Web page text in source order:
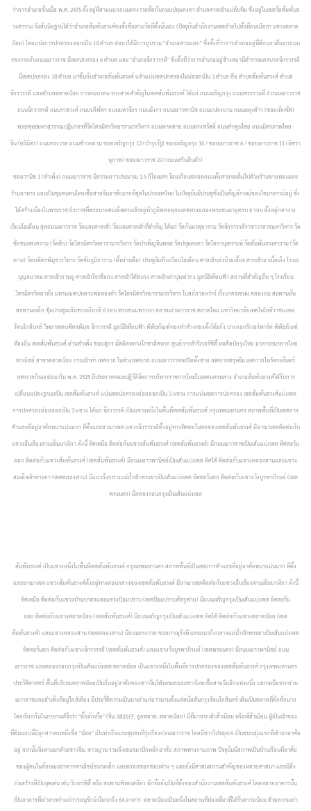
ว่าการอำเภอขึ้นเมื่อ พ.ศ. 2475 ตั้งอยู่ที่สามแยกถนนทรงวาดตัดกับถนนปทุมคงคา ตำบลศาลเจ้าแม่ทับทิม ซึ่งอยู่ในเขตวัดสัมพันธ
วงศาราม จึงสันนิษฐานได้ว่าอำเภอสัมพันธวงศ์คงตั้งชื่อตามวัดที่ตั้งนั่นเอง (ปัจจุบันสำนักงานเขตย้ายไปตั้งที่ถนนโยธา แขวงตลาด
น้อย) โดยแบ่งการปกครองออกเป็น 14 ตำบล ต่อมาได้มีการยุบรวม "อำเภอสามแยก" ซึ่งตั้งที่ว่าการอำเภออยู่ที่ตึกแถวสี่แยกถนน
ทรงวาดกับถนนเยาวราช มีเขตปกครอง 6 ตำบล และ "อำเภอจักรวรรดิ" ซึ่งตั้งที่ว่าการอำเภออยู่ข้างสถานีตำรวจนครบาลจักรวรรดิ
มีเขตปกครอง 18 ตำบล มาขึ้นกับอำเภอสัมพันธวงศ์ แล้วแบ่งเขตปกครองใหม่ออกเป็น 3 ตำบล คือ ตำบลสัมพันธวงศ์ ตำบล
จักรวรรดิ และตำบลตลาดน้อย การคมนาคม ทางสายสำคัญในเขตสัมพันธวงศ์ ได้แก่ ถนนเจริญกรุง ถนนพระรามที่ 4 ถนนเยาวราช
ถนนจักรวรรดิ ถนนราชวงศ์ ถนนบริพัตร ถนนมหาจักร ถนนมังกร ถนนเยาวพานิช ถนนแปลงนาม ถนนผดุงด้าว (ซอยเท็กซัส)
พระพุทธมหาสุวรรณปฏิมากรที่วัดไตรมิตรวิทยารามวรวิหาร ถนนพาดสาย ถนนทรงสวัสดิ์ ถนนลำพูนไชย ถนนมิตรภาพไทย-
จีน (ตรีมิตร) ถนนทรงวาด ถนนข้าวหลาม ซอยเจริญกรุง 12 (บำรุงรัฐ) ซอยเจริญกรุง 16 / ซอยเยาวราช 6 / ซอยเยาวราช 11 (อิศรา
นุภาพ) ซอยเยาวราช 23 (ถนนเสริมสินค้า)
ซอยวานิช 1 (สำเพ็ง) ถนนเยาวราช มีความยาวประมาณ 1.5 กิโลเมตร โดยเกือบตลอดถนนทั้งสายจะเต็มไปด้วยร้านขายทองและ
ร้านอาหาร และเป็นชุมชนคนไทยเชื้อสายจีนอาศัยมากที่สุดในประเทศไทย ในปัจจุบันมีประตูซึ่งเป็นสัญลักษณ์ของไชนาทาวน์อยู่ ซึ่ง
ได้สร้างเนื่องในพระราชวโรกาสที่พระบาทสมเด็จพระเจ้าอยู่หัวภูมิพลอดุลยเดชทรงฉลองพระชนมายุครบ 6 รอบ ตั้งอยู่กลางวง
เวียนโอเดียน สุดถนนเยาวราช วัดและศาลเจ้า วัดและศาลเจ้าที่สำคัญ ได้แก่ วัดกันมาตุยาราม วัดจักรวรรดิราชาวาสวรมหาวิหาร วัด
ชัยชนะสงคราม (วัดตึก) วัดไตรมิตรวิทยารามวรวิหาร วัดบำเพ็ญจีนพรต วัดปทุมคงคา วัดโลกานุเคราะห์ วัดสัมพันธวงศาราม (วัด
เกาะ) วัดบพิตรพิมุขวรวิหาร วัดชัยภูมิการาม (ตี๊หง่านตื่อ) ประตูจีนที่วงเวียนโอเดียน ศาลเจ้าเล่งบ๊วยเอี๊ยะ ศาลเจ้าอาเนี้ยเก็ง โรงเจ
บุญสมาคม ศาลเจ้ากวนอู ศาลเจ้าโจวซือกง ศาลเจ้าไต้ฮงกง ศาลเจ้าเล่าปุนเถ่ากง มูลนิธิเทียนฟ้าสถานที่สำคัญอื่น ๆ โรงเรียน
ไตรมิตรวิทยาลัย มหามณฑปหลวงพ่อทองคำ วัดไตรมิตรวิทยารามวรวิหาร โบสถ์กาลหว่าร์ เวิ้งนาครเขษม คลองถม สะพานหัน
สะพานเหล็ก ซุ้มประตูเฉลิมพระเกียรติ 6 รอบ พระชนมพรรษา ตลาดเก่าเยาวราช ตลาดใหม่ มหาวิทยาลัยเทคโนโลยีราชมงคล
รัตนโกสินทร์ วิทยาเขตบพิตรพิมุข จักรวรรดิ มูลนิธิเทียนฟ้า พิพิธภัณฑ์ทองคำห้างทองตั้งโต๊ะกัง บางกอกริเวอร์พาร์ค พิพิธภัณฑ์
ท้องถิ่น เขตสัมพันธวงศ์ ย่านสำเพ็ง ซอยสุกร มัสยิดหลวงโกชาอิศหาก ศูนย์การค้าริเวอร์ซิตี้ หอศิลป์กรุงไทย อาคารธนาคารไทย
พาณิชย์ สาขาตลาดน้อย กรมเจ้าท่า เทศกาล ในช่วงเทศกาล ถนนเยาวราชจะปิดทั้งสาย เทศกาลตรุษจีน เทศกาลไหว้พระจันทร์
เทศกาลกินเจต่อมาใน พ.ศ. 2515 มีประกาศคณะปฏิวัติจัดการบริหารราชการใหม่ในเขตนครหลวง อำเภอสัมพันธวงศ์ได้รับการ
เปลี่ยนแปลงฐานะเป็น เขตสัมพันธวงศ์ แบ่งเขตปกครองย่อยออกเป็น 3 แขวง การแบ่งเขตการปกครอง เขตสัมพันธวงศ์แบ่งเขต
การปกครองย่อยออกเป็น 3 แขวง ได้แก่จักรวรรดิ เป็นแขวงหนึ่งในพื้นที่เขตสัมพันธวงศ์ กรุงเทพมหานคร สภาพพื้นที่เป็นเขตการ
ค้าและที่อยู่อาศัยหนาแน่นมาก ที่ตั้งและอาณาเขต แขวงจักรวรรดิตั้งอยู่ทางทิศตะวันตกของเขตสัมพันธวงศ์ มีอาณาเขตติดต่อกับ
แขวงอื่นเรียงตามเข็มนาฬิกา ดังนี้ ทิศเหนือ ติดต่อกับแขวงสัมพันธวงศ์ (เขตสัมพันธวงศ์) มีถนนเยาวราชเป็นเส้นแบ่งเขต ทิศตะวัน
ออก ติดต่อกับแขวงสัมพันธวงศ์ (เขตสัมพันธวงศ์) มีถนนเยาวพานิชย์เป็นเส้นแบ่งเขต ทิศใต้ ติดต่อกับแขวงคลองสานและแขวง
สมเด็จเจ้าพระยา (เขตคลองสาน) มีแนวกึ่งกลางแม่น้ำเจ้าพระยาเป็นเส้นแบ่งเขต ทิศตะวันตก ติดต่อกับแขวงวังบูรพาภิรมย์ (เขต
พระนคร) มีคลองรอบกรุงเป็นเส้นแบ่งเขต
สัมพันธวงศ์ เป็นแขวงหนึ่งในพื้นที่เขตสัมพันธวงศ์ กรุงเทพมหานคร สภาพพื้นที่เป็นเขตการค้าและที่อยู่อาศัยหนาแน่นมาก ที่ตั้ง
และอาณาเขต แขวงสัมพันธวงศ์ตั้งอยู่ทางตอนกลางของเขตสัมพันธวงศ์ มีอาณาเขตติดต่อกับแขวงอื่นเรียงตามเข็มนาฬิกา ดังนี้
ทิศเหนือ ติดต่อกับแขวงบ้านบาตรและแขวงป้อมปราบ (เขตป้อมปราบศัตรูพ่าย) มีถนนเจริญกรุงเป็นเส้นแบ่งเขต ทิศตะวัน
ออก ติดต่อกับแขวงตลาดน้อย (เขตสัมพันธวงศ์) มีถนนเจริญกรุงเป็นเส้นแบ่งเขต ทิศใต้ ติดต่อกับแขวงตลาดน้อย (เขต
สัมพันธวงศ์) และแขวงคลองสาน (เขตคลองสาน) มีถนนทรงวาด ซอยภาณุรังษี และแนวกึ่งกลางแม่น้ำเจ้าพระยาเป็นเส้นแบ่งเขต
ทิศตะวันตก ติดต่อกับแขวงจักรวรรดิ (เขตสัมพันธวงศ์) และแขวงวังบูรพาภิรมย์ (เขตพระนคร) มีถนนเยาวพานิชย์ ถนน
เยาวราช และคลองรอบกรุงเป็นเส้นแบ่งเขตตลาดน้อย เป็นแขวงหนึ่งในพื้นที่การปกครองของเขตสัมพันธวงศ์ กรุงเทพมหานคร
ประวัติศาสตร์ พื้นที่บริเวณตลาดน้อยเป็นถิ่นอยู่อาศัยของชาวจีนโพ้นทะเลและชาวไทยเชื้อสายจีนอีกแห่งหนึ่ง นอกเหนือจากย่าน
เยาวราชและสำเพ็งที่อยู่ใกล้เคียง มีประวัติความเป็นมาเก่าแก่ยาวนานตั้งแต่สมัยต้นกรุงรัตนโกสินทร์ เดิมเป็นตลาดที่คึกคักมาก
โดยเรียกกันในภาษาแต้จิ๋วว่า "ตั๊กลักเกี้ย" (จีน: 噠叻仔; ลูกตลาด, ตลาดน้อย) มีที่มาจากเจ้าสัวเนียม หรือเจ๊สัวเนียม ผู้เป็นเจ้าของ
ที่ดินแถบนี้มีลูกสาวคนหนึ่งชื่อ "น้อย" เป็นท่าเรือและชุมชนที่รุ่งเรืองก่อนเยาวราช โดยมีชาวโปรตุเกส เป็นชนกลุ่มแรกที่เข้ามาอาศัย
อยู่ จากนั้นจึงตามมาด้วยชาวจีน, ชาวญวน รวมถึงเขมรมาปักหลักอาศัย สภาพทางกายภาพ ปัจจุบันมีสภาพเป็นบ้านเรือนที่อาศัย
ของผู้คนในลักษณะอาคารพาณิชย์ขนาดเล็ก และตรอกซอกซอยต่าง ๆ และยังมีศาสนสถานสำคัญของหลายศาสนา และมีสิ่ง
ก่อสร้างที่เป็นจุดเด่น เช่น ริเวอร์ซิตี้ หรือ สะพานพิทยเสถียร อีกทั้งยังเป็นที่ตั้งของสำนักงานเขตสัมพันธวงศ์ โดยหลายอาคารนั้น
เป็นอาคารที่เก่าควรค่าแก่การอนุรักษ์ มีมากถึง 64 อาคาร ตลาดน้อยเป็นหนึ่งในสถานที่ท่องเที่ยวที่ได้รับความนิยม ด้วยความเก่า